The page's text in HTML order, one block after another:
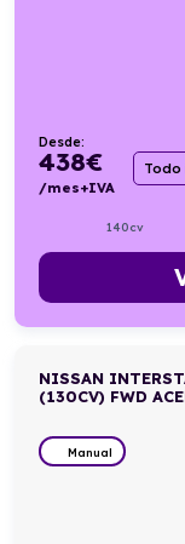
Desde:
438€
/mes+IVA
Todo
140cv
NISSAN
(130CV) FWD
Manual